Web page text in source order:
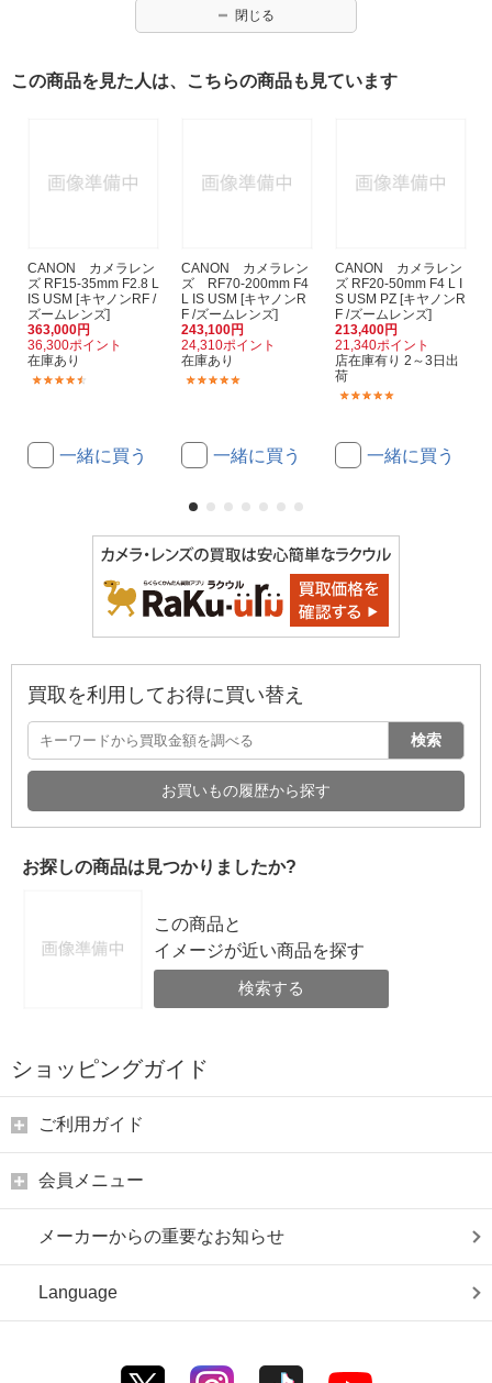
閉じる
この商品を見た人は、こちらの商品も見ています
CANON カメラレン
ズ RF15-35mm F2.8 L
IS USM [キヤノンRF /
ズームレンズ]
363,000円
36,300ポイント
在庫あり
一緒に買う
CANON カメラレン
ズ RF70-200mm F4
L IS USM [キヤノンR
F /ズームレンズ]
243,100円
24,310ポイント
在庫あり
一緒に買う
CANON カメラレン
ズ RF20-50mm F4 L I
S USM PZ [キヤノンR
F /ズームレンズ]
213,400円
21,340ポイント
店在庫有り 2～3日出
荷
一緒に買う
買取を利用してお得に買い替え
検索
お買いもの履歴から探す
お探しの商品は見つかりましたか?
この商品と
イメージが近い商品を探す
検索する
ショッピングガイド
ご利用ガイド
会員メニュー
メーカーからの重要なお知らせ
Language